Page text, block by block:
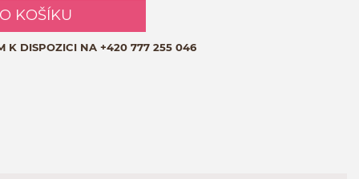
KOŠÍKU
K DISPOZICI NA +420 777 255 046